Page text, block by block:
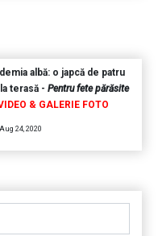
albă: o japcă de patru
terasă - Pentru fete părăsite
& GALERIE FOTO
24, 2020